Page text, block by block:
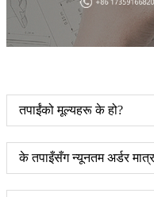
तपाईंको मूल्यहरू के हो?
के तपाइँसँग न्यूनतम अर्डर